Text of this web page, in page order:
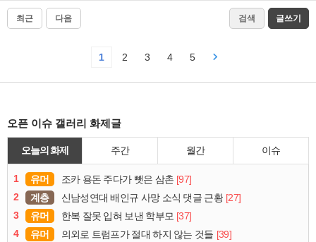
최근 다음 검색 글쓰기
1 2 3 4 5
오픈 이슈 갤러리 화제글
오늘의 화제 주간 월간 이슈
1 유머 조카 용돈 주다가 뺏은 삼촌 [97]
2
계층 신남성연대 배인규 사망 소식 댓글 근황 [27]
3
유머 한복 잘못 입혀 보낸 학부모 [37]
4
유머 의외로 트럼프가 절대 하지 않는 것들 [39]